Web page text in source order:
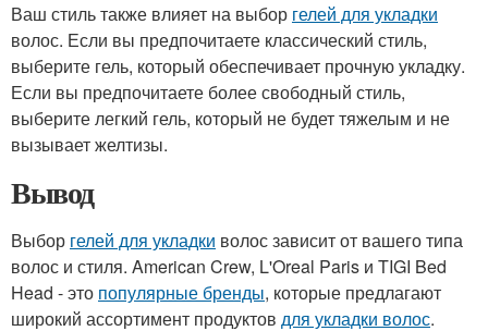
Ваш стиль также влияет на выбор гелей для укладки
волос. Если вы предпочитаете классический стиль,
выберите гель, который обеспечивает прочную укладку.
Если вы предпочитаете более свободный стиль,
выберите легкий гель, который не будет тяжелым и не
вызывает желтизы.
Вывод
Выбор гелей для укладки волос зависит от вашего типа
волос и стиля. American Crew, L'Oreal Paris и TIGI Bed
Head - это популярные бренды, которые предлагают
широкий ассортимент продуктов для укладки волос.